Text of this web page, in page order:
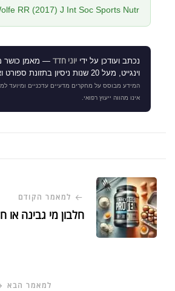
RR (2017) J Int Soc Sports Nutr.
נכתב ועודכן על ידי יוני חדד — מאמן כושר
וינגייט, מעל 20 שנות ניסיון בתזונת ספורט ואימון ספורטאים.
המידע מבוסס על מחקרים מדעיים עדכניים ומיועד
אינו מהווה ייעוץ רפואי.
למאמר הקודם
חלבון מי גבינה או
למאמר הבא